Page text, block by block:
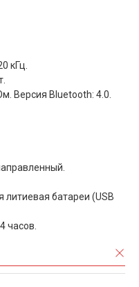
кГц.
Версия Bluetooth: 4.0.
литиевая батареи (USB
часов.